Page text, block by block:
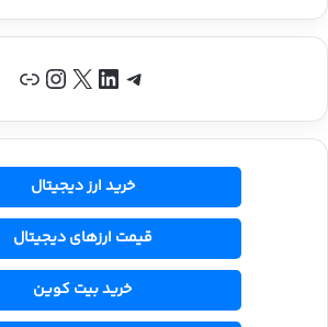
تلگرام لینکداین X اینستاگرم پیوند
خرید ارز دیجیتال
قیمت ارزهای دیجیتال
خرید بیت کوین